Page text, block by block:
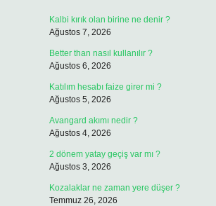
Kalbi kırık olan birine ne denir ?
Ağustos 7, 2026
Better than nasıl kullanılır ?
Ağustos 6, 2026
Katılım hesabı faize girer mi ?
Ağustos 5, 2026
Avangard akımı nedir ?
Ağustos 4, 2026
2 dönem yatay geçiş var mı ?
Ağustos 3, 2026
Kozalaklar ne zaman yere düşer ?
Temmuz 26, 2026